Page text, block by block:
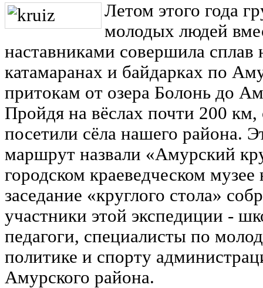
Летом этого года
молодых людей
наставниками совершила сплав
катамаранах и байдарках по
притокам от озера Болонь до
Пройдя на вёслах почти 200 км,
посетили сёла нашего района.
маршрут назвали «Амурский
городском краеведческом музее
заседание «круглого стола»
участники этой экспедиции -
педагоги, специалисты по
политике и спорту
Амурского района.